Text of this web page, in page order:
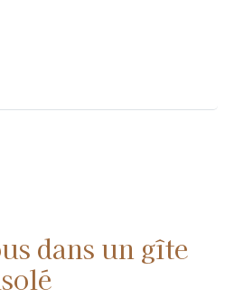
dans un gîte